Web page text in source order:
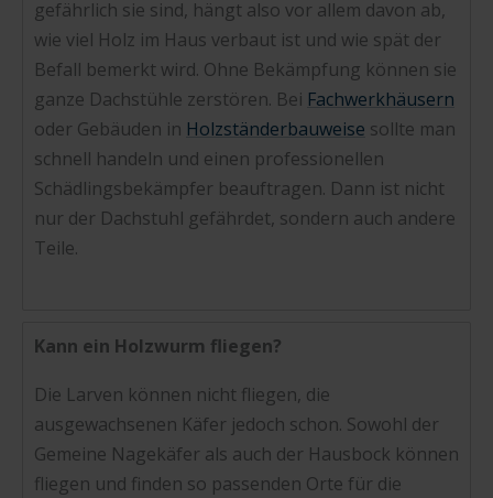
gefährlich sie sind, hängt also vor allem davon ab,
wie viel Holz im Haus verbaut ist und wie spät der
Befall bemerkt wird. Ohne Bekämpfung können sie
ganze Dachstühle zerstören. Bei Fachwerkhäusern
oder Gebäuden in Holzständerbauweise sollte man
schnell handeln und einen professionellen
Schädlingsbekämpfer beauftragen. Dann ist nicht
nur der Dachstuhl gefährdet, sondern auch andere
Teile.
Kann ein Holzwurm fliegen?
Die Larven können nicht fliegen, die
ausgewachsenen Käfer jedoch schon. Sowohl der
Gemeine Nagekäfer als auch der Hausbock können
fliegen und finden so passenden Orte für die